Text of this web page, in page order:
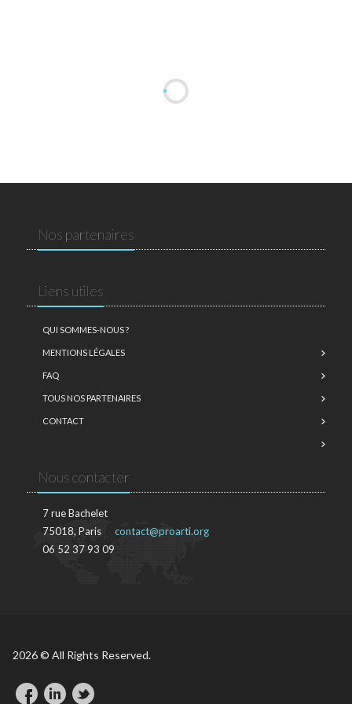
Nos partenaires
Liens utiles
QUI SOMMES-NOUS ?
MENTIONS LÉGALES
FAQ
TOUS NOS PARTENAIRES
CONTACT
Nous contacter
7 rue Bachelet
75018, Paris
06 52 37 93 09
contact@proarti.org
2026 © All Rights Reserved.